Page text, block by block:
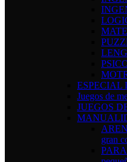
ESPECIAL
Juegos de
JUEGOS
gran